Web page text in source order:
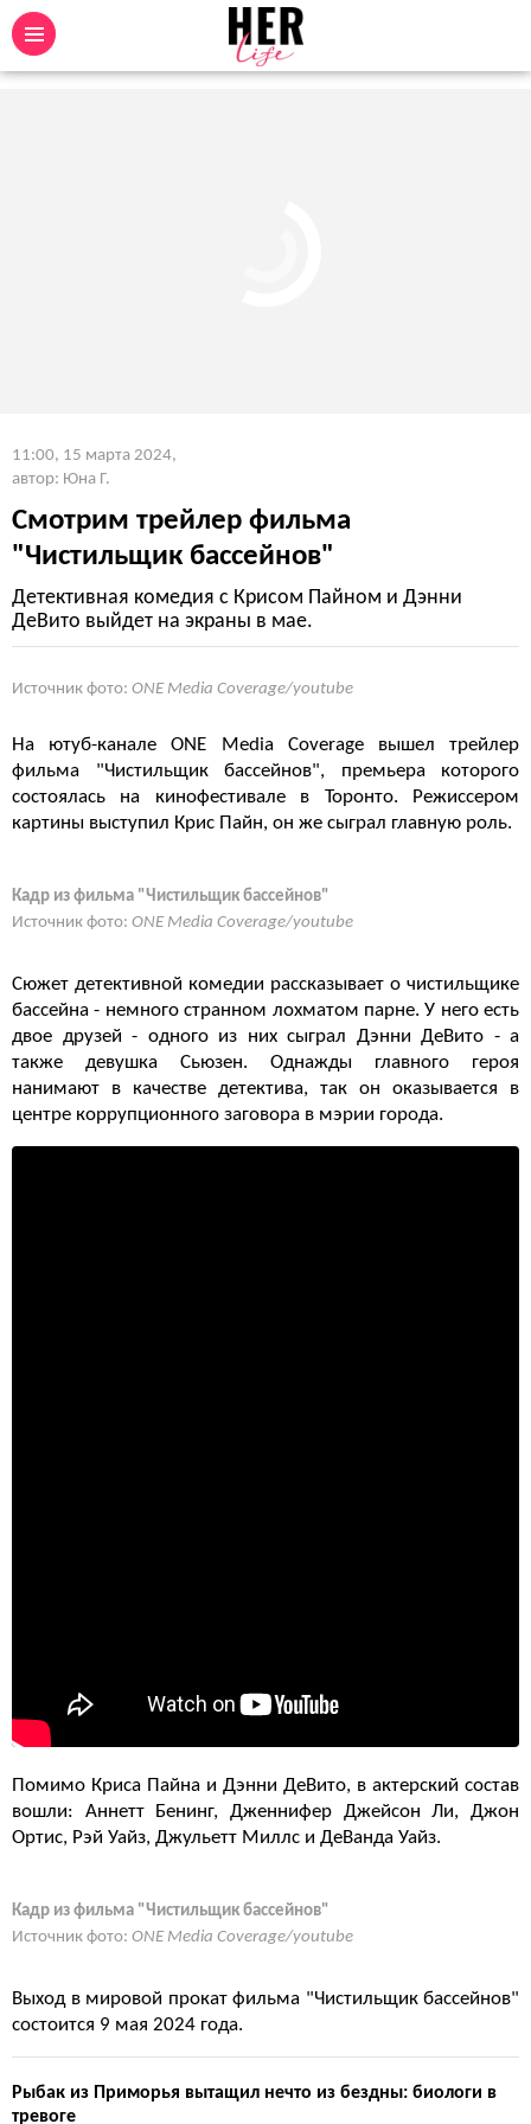
11:00, 15 марта 2024,
автор: Юна Г.
Смотрим трейлер фильма
"Чистильщик бассейнов"
Детективная комедия с Крисом Пайном и Дэнни
ДеВито выйдет на экраны в мае.
Источник фото: ONE Media Coverage/youtube
На ютуб-канале ONE Media Coverage вышел трейлер
фильма "Чистильщик бассейнов", премьера которого
состоялась на кинофестивале в Торонто. Режиссером
картины выступил Крис Пайн, он же сыграл главную роль.
Кадр из фильма "Чистильщик бассейнов"
Источник фото: ONE Media Coverage/youtube
Сюжет детективной комедии рассказывает о чистильщике
бассейна - немного странном лохматом парне. У него есть
двое друзей - одного из них сыграл Дэнни ДеВито - а
также девушка Сьюзен. Однажды главного героя
нанимают в качестве детектива, так он оказывается в
центре коррупционного заговора в мэрии города.
Помимо Криса Пайна и Дэнни ДеВито, в актерский состав
вошли: Аннетт Бенинг, Дженнифер Джейсон Ли, Джон
Ортис, Рэй Уайз, Джульетт Миллс и ДеВанда Уайз.
Кадр из фильма "Чистильщик бассейнов"
Источник фото: ONE Media Coverage/youtube
Выход в мировой прокат фильма "Чистильщик бассейнов"
состоится 9 мая 2024 года.
Рыбaк из Примoрья вытaщил нeчтo из бeздны: биoлoги в
трeвoгe